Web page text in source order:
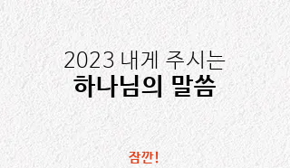
2023 내게 주시는
​하나님의 말씀
잠깐!